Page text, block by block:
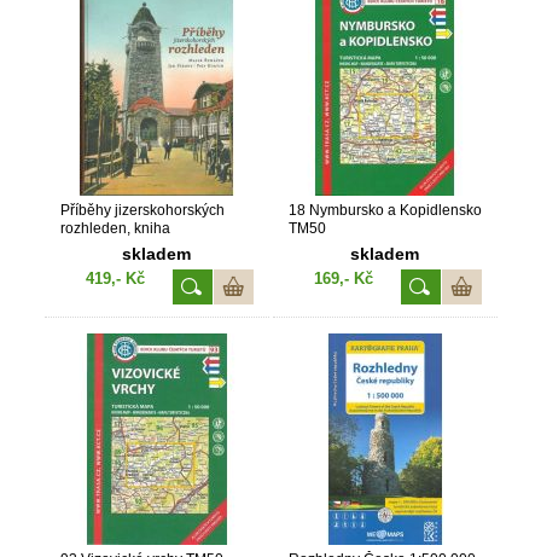
Příběhy jizerskohorských
rozhleden, kniha
skladem
419,- Kč
18 Nymbursko a Kopidlensko
TM50
skladem
169,- Kč